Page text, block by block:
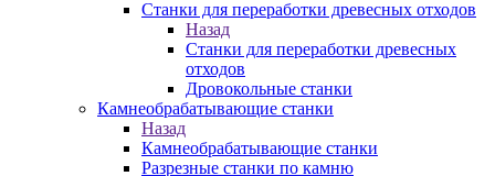
Станки для переработки древесных отходов
Назад
Станки для переработки древесных
отходов
Дровокольные станки
Камнеобрабатывающие станки
Назад
Камнеобрабатывающие станки
Разрезные станки по камню